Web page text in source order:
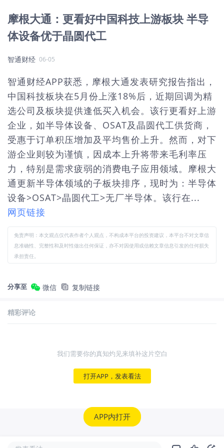
摩根大通：更看好中国科技上游板块 半导
体设备优于晶圆代工
智通财经 06-05
智通财经APP获悉，摩根大通发表研究报告指出，
中国科技板块在5月份上涨18%后，近期回调为精
选公司及板块提供逢低买入机会。该行更看好上游
企业，如半导体设备、OSAT及晶圆代工供货商，
受惠于订单积压增加及平均售价上升。然而，对下
游企业则较为谨慎，因成本上升将带来毛利率压
力，特别是需求疲弱的消费电子应用领域。摩根大
通更新半导体领域的子板块排序，现时为：半导体
设备>OSAT>晶圆代工>无厂半导体。该行在...
网页链接
免责声明：本文观点仅代表作者个人观点，不构成本平台的投资建议，本平台不对文章信
息准确性、完整性和及时性做出任何保证，亦不对因使用或信赖文章信息引发的任何损失
承担责任。
分享至 微信 复制链接
精彩评论
我们需要你的真知灼见来填补这片空白
打开APP，发表看法
APP内打开